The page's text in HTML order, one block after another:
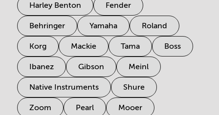
Harley Benton Fender
Behringer Yamaha Roland
Korg Mackie Tama Boss
Ibanez Gibson Meinl
Native Instruments Shure
Zoom Pearl Mooer